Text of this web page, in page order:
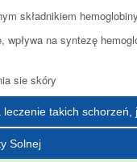
składnikiem
wpływa na syntezę
sie skóry
takich schorzeń,
Solnej